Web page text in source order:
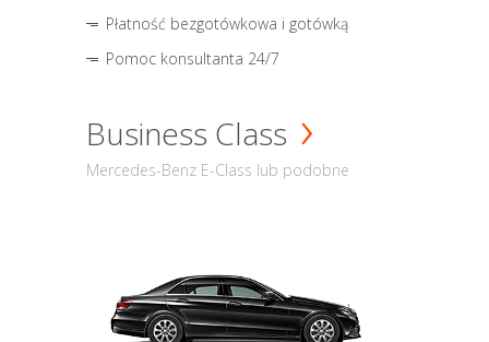
Płatność bezgotówkowa i gotówką
Pomoc konsultanta 24/7
Business Class
Mercedes-Benz E-Class lub podobne